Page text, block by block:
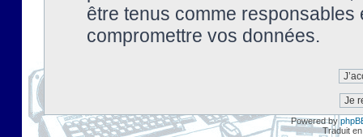
être tenus comme
compromettre vos données.
Powered by
Traduit